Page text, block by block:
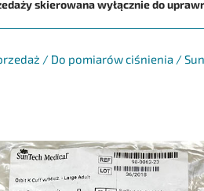
skierowana wyłącznie do
/ Do pomiarów ciśnienia /